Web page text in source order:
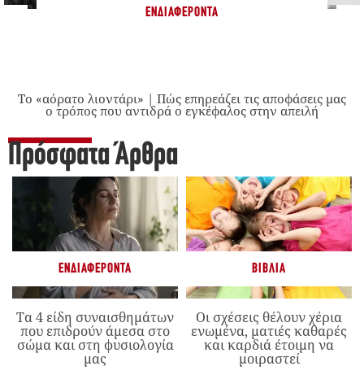
ΕΝΔΙΑΦΈΡΟΝΤΑ
Το «αόρατο λιοντάρι» | Πώς επηρεάζει τις αποφάσεις μας
ο τρόπος που αντιδρά ο εγκέφαλος στην απειλή
Πρόσφατα Άρθρα
ΕΝΔΙΑΦΈΡΟΝΤΑ
Τα 4 είδη συναισθημάτων
που επιδρούν άμεσα στο
σώμα και στη φυσιολογία
μας
ΒΙΒΛΊΑ
Οι σχέσεις θέλουν χέρια
ενωμένα, ματιές καθαρές
και καρδιά έτοιμη να
μοιραστεί